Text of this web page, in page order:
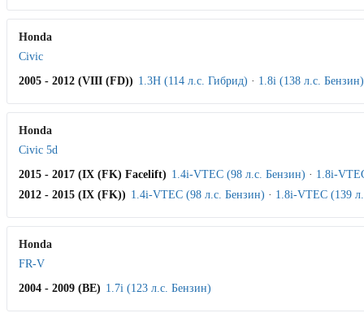
Honda
Civic
2005 - 2012 (VIII (FD)) 1.3H (114 л.с. Гибрид) · 1.8i (138 л.с. Бензин)
Honda
Civic 5d
2015 - 2017 (IX (FK) Facelift) 1.4i-VTEC (98 л.с. Бензин) · 1.8i-
2012 - 2015 (IX (FK)) 1.4i-VTEC (98 л.с. Бензин) · 1.8i-VTEC (139
Honda
FR-V
2004 - 2009 (BE) 1.7i (123 л.с. Бензин)